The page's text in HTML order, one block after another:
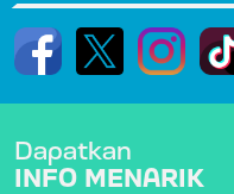
Dapatkan
INFO MENARIK